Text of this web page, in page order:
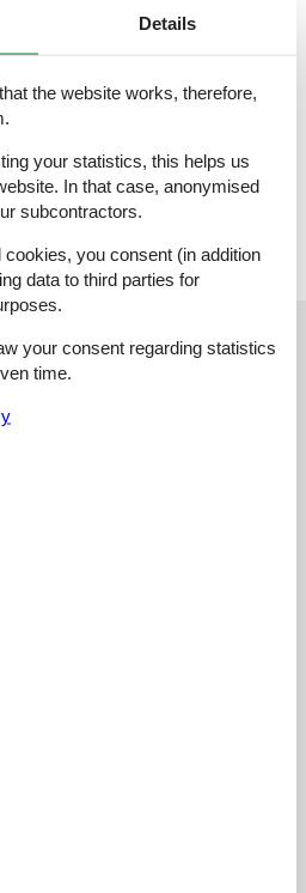
Sie Ihr Auto auf dem
Hotelgast haben Sie außerdem
mit drei Saunen,
kann variieren. Die Grundrisse und
Eindruck, dienen aber nur zur
External reviews
Details
the website works, therefore,
your statistics, this helps us
In that case, anonymised
subcontractors.
you consent (in addition
data to third parties for
your consent regarding statistics
time.